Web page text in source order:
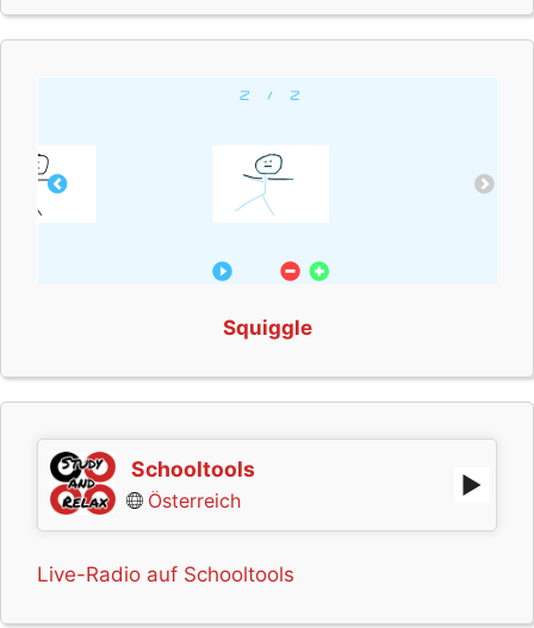
Squiggle
Schooltools
Österreich
Live-Radio auf Schooltools